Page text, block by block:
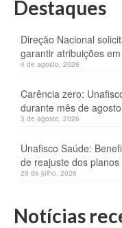
Destaques
Direção Nacional
garantir atribuições
4 de agosto, 2026
Carência zero:
durante mês de agosto
3 de agosto, 2026
Unafisco Saúde:
de reajuste dos
29 de julho, 2026
Notícias